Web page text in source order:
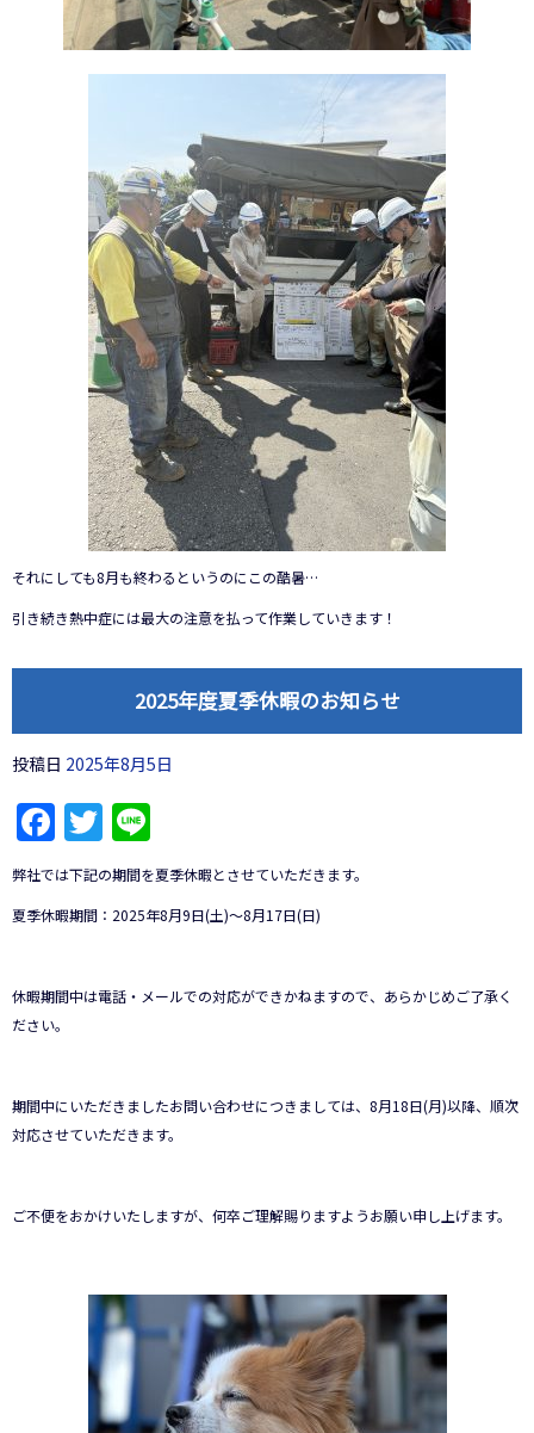
それにしても8月も終わるというのにこの酷暑…
引き続き熱中症には最大の注意を払って作業していきます！
2025年度夏季休暇のお知らせ
投稿日 2025年8月5日
Facebook
Twitter
弊社では下記の期間を夏季休暇とさせていただきます。
夏季休暇期間：2025年8月9日(土)～8月17日(日)
休暇期間中は電話・メールでの対応ができかねますので、あらかじめご了承く
ださい。
期間中にいただきましたお問い合わせにつきましては、8月18日(月)以降、順次
対応させていただきます。
ご不便をおかけいたしますが、何卒ご理解賜りますようお願い申し上げます。